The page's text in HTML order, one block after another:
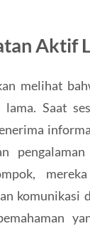
Aktif
melihat
Saat
komunikasi